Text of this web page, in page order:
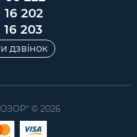
16 202
16 203
дзвінок
© 2026